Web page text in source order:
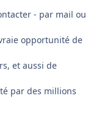
- par mail ou
opportunité de
et aussi de
par des millions